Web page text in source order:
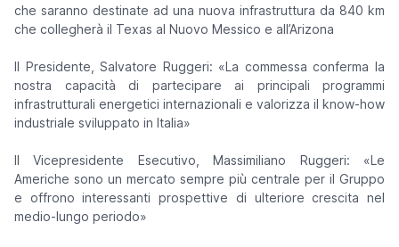
che saranno destinate ad una nuova infrastruttura da 840 km
che collegherà il Texas al Nuovo Messico e all’Arizona
Il Presidente, Salvatore Ruggeri: «La commessa conferma la
nostra capacità di partecipare ai principali programmi
infrastrutturali energetici internazionali e valorizza il know-how
industriale sviluppato in Italia»
Il Vicepresidente Esecutivo, Massimiliano Ruggeri: «Le
Americhe sono un mercato sempre più centrale per il Gruppo
e offrono interessanti prospettive di ulteriore crescita nel
medio-lungo periodo»